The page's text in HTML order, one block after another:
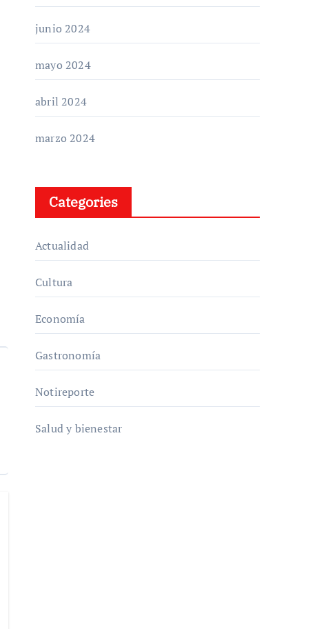
junio 2024
mayo 2024
abril 2024
marzo 2024
Categories
Actualidad
Cultura
Economía
Gastronomía
Notireporte
Salud y bienestar